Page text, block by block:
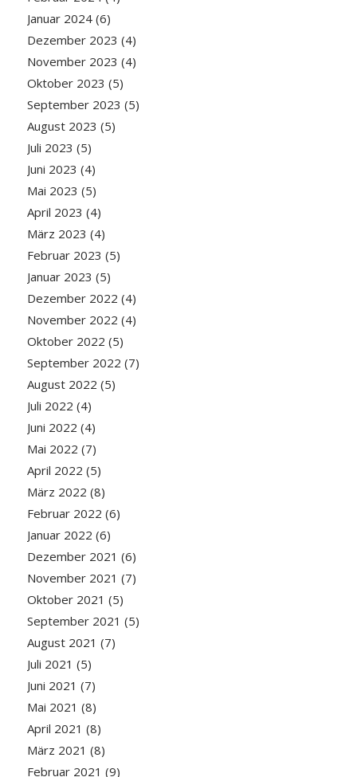
Januar 2024(6)
Dezember 2023 (4)
November 2023 (4)
Oktober 2023 (5)
September 2023 (5)
August 2023 (5)
Juli 2023 (5)
Juni 2023 (4)
Mai 2023 (5)
April 2023 (4)
März 2023 (4)
Februar 2023 (5)
Januar 2023 (5)
Dezember 2022 (4)
November 2022 (4)
Oktober 2022 (5)
September 2022 (7)
August 2022 (5)
Juli 2022 (4)
Juni 2022 (4)
Mai 2022 (7)
April 2022 (5)
März 2022 (8)
Februar 2022 (6)
Januar 2022 (6)
Dezember 2021 (6)
November 2021 (7)
Oktober 2021 (5)
September 2021 (5)
August 2021 (7)
Juli 2021 (5)
Juni 2021 (7)
Mai 2021 (8)
April 2021 (8)
März 2021 (8)
Februar 2021 (9)